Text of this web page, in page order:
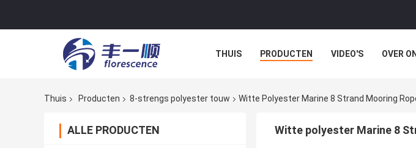
THUIS PRODUCTEN VIDEO'S OVER
Thuis
Producten 8-strengs polyester touw Witte Polyester Marine 8 Strand Mooring
ALLE PRODUCTEN Witte polyester Marine 8